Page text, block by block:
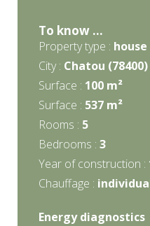
To know ...
Property type : house
City : Chatou (78400)
Surface : 100 m²
Surface : 537 m²
rooms : 5
bedrooms : 3
Year of construction :
Chauffage :
Energy diagnostics